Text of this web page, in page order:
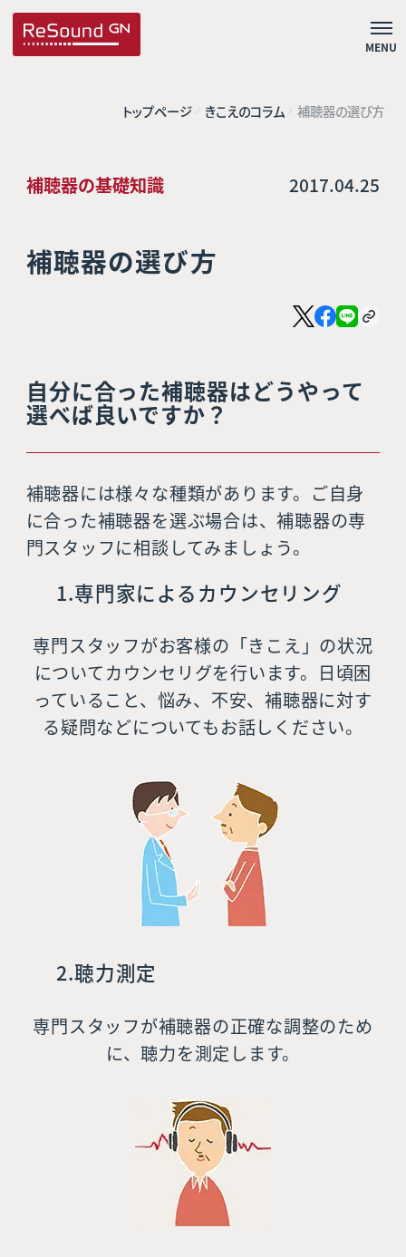
MENU
トップページ きこえのコラム 補聴器の選び方
補聴器の基礎知識 2017.04.25
補聴器の選び方
自分に合った補聴器はどうやって
選べば良いですか？
補聴器には様々な種類があります。ご自身
に合った補聴器を選ぶ場合は、補聴器の専
門スタッフに相談してみましょう。
1.専門家によるカウンセリング
専門スタッフがお客様の「きこえ」の状況
についてカウンセリグを行います。日頃困
っていること、悩み、不安、補聴器に対す
る疑問などについてもお話しください。
2.聴力測定
専門スタッフが補聴器の正確な調整のため
に、聴力を測定します。